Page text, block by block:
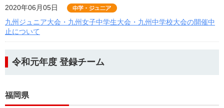
2020年06月05日
九州ジュニア大会・九州女子中学生大会・九州中学校大会の開催中
止について
令和元年度 登録チーム
福岡県